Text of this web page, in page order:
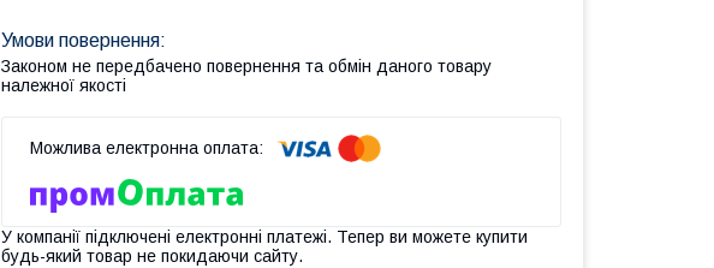
Законом не передбачено повернення та обмін даного товару
належної якості
У компанії підключені електронні платежі. Тепер ви можете купити
будь-який товар не покидаючи сайту.